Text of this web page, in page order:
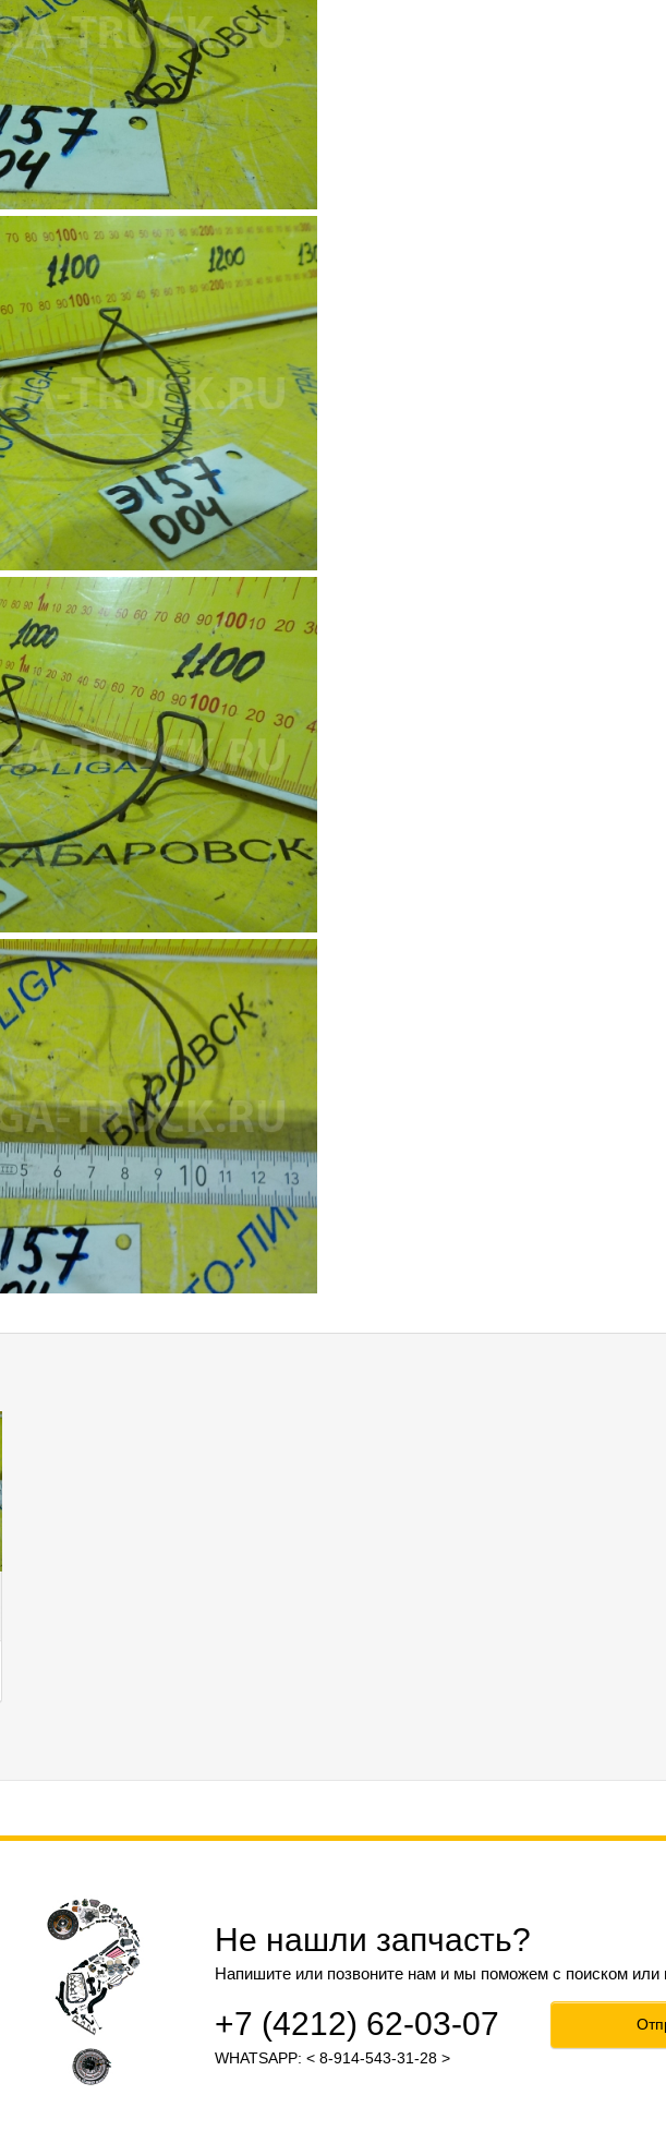
Не нашли запчасть?
Напишите или позвоните нам и мы поможем с поиском или
+7 (4212) 62-03-07
WHATSAPP: < 8-914-543-31-28 >